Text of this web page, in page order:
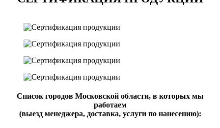
Список городов Московской области, в которых мы
работаем
(выезд менеджера, доставка, услуги по нанесению):